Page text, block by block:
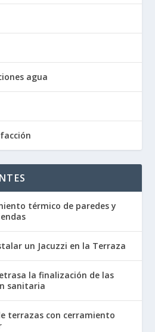
agua
térmico de paredes y
un Jacuzzi en la Terraza
la finalización de las
sanitaria
terrazas con cerramiento